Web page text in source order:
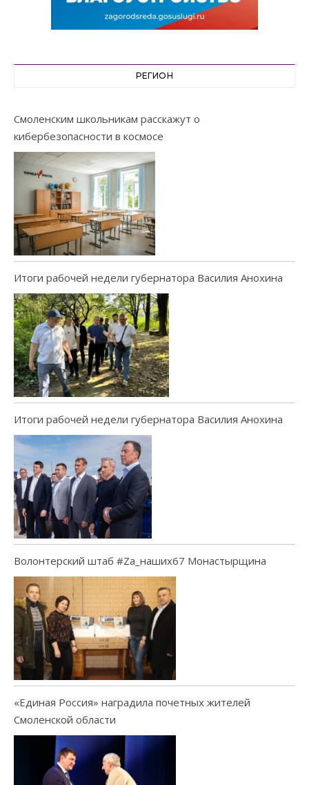
РЕГИОН
Смоленским школьникам расскажут о
кибербезопасности в космосе
Итоги рабочей недели губернатора Василия Анохина
Итоги рабочей недели губернатора Василия Анохина
Волонтерский штаб #Za_наших67 Монастырщина
«Единая Россия» наградила почетных жителей
Смоленской области